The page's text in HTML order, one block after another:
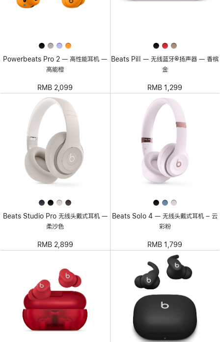
Powerbeats Pro 2 — 高性能耳机 —
高能橙
RMB 2,099
Beats Pill — 无线蓝牙®扬声器 — 香槟
金
RMB 1,299
Beats Studio Pro 无线头戴式耳机 —
柔沙色
RMB 2,899
Beats Solo 4 — 无线头戴式耳机 – 云
彩粉
RMB 1,799